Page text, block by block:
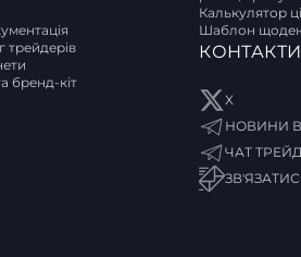
трейдерів
бренд-кіт
Калькулятор
Шаблон
КОНТАКТИ
X
НОВИНИ В
ЧАТ